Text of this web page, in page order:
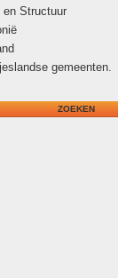
en Structuur
gemeenten.